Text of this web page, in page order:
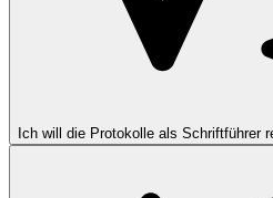
Ich will die Protokolle als Schriftführer